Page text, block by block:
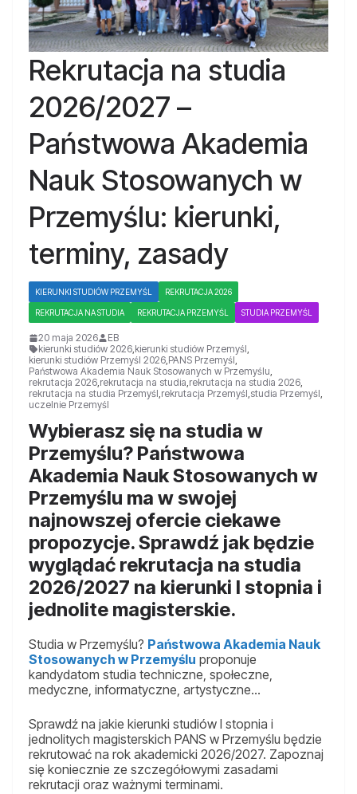
Rekrutacja na studia
2026/2027 –
Państwowa Akademia
Nauk Stosowanych w
Przemyślu: kierunki,
terminy, zasady
KIERUNKI STUDIÓW PRZEMYŚL REKRUTACJA 2026
REKRUTACJA NA STUDIA REKRUTACJA PRZEMYŚL STUDIA PRZEMYŚL
20 maja 2026
EB
kierunki studiów 2026,kierunki studiów Przemyśl,
kierunki studiów Przemyśl 2026,PANS Przemyśl,
Państwowa Akademia Nauk Stosowanych w Przemyślu,
rekrutacja 2026,rekrutacja na studia,rekrutacja na studia 2026,
rekrutacja na studia Przemyśl,rekrutacja Przemyśl,studia Przemyśl,
uczelnie Przemyśl
Wybierasz się na studia w
Przemyślu? Państwowa
Akademia Nauk Stosowanych w
Przemyślu ma w swojej
najnowszej ofercie ciekawe
propozycje. Sprawdź jak będzie
wyglądać rekrutacja na studia
2026/2027 na kierunki I stopnia i
jednolite magisterskie.
Studia w Przemyślu? Państwowa Akademia Nauk
Stosowanych w Przemyślu proponuje
kandydatom studia techniczne, społeczne,
medyczne, informatyczne, artystyczne…
Sprawdź na jakie kierunki studiów I stopnia i
jednolitych magisterskich PANS w Przemyślu będzie
rekrutować na rok akademicki 2026/2027. Zapoznaj
się koniecznie ze szczegółowymi zasadami
rekrutacji oraz ważnymi terminami.